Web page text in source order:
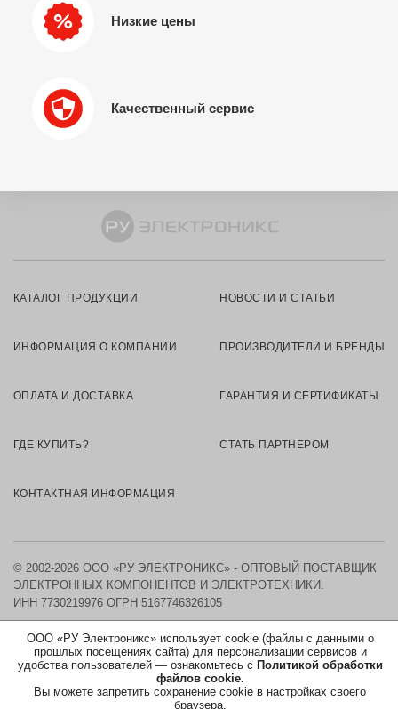
Низкие цены
Качественный сервис
ООО «РУ Электроникс» использует cookie (файлы с данными о
прошлых посещениях сайта) для персонализации сервисов и
удобства пользователей — ознакомьтесь с Политикой обработки
файлов cookie.
Вы можете запретить сохранение cookie в настройках своего
браузера.
КАТАЛОГ ПРОДУКЦИИ НОВОСТИ И СТАТЬИ
ИНФОРМАЦИЯ О КОМПАНИИ ПРОИЗВОДИТЕЛИ И БРЕНДЫ
ОПЛАТА И ДОСТАВКА ГАРАНТИЯ И СЕРТИФИКАТЫ
ГДЕ КУПИТЬ? СТАТЬ ПАРТНЁРОМ
КОНТАКТНАЯ ИНФОРМАЦИЯ
© 2002-2026 ООО «РУ ЭЛЕКТРОНИКС» - ОПТОВЫЙ ПОСТАВЩИК
ЭЛЕКТРОННЫХ КОМПОНЕНТОВ И ЭЛЕКТРОТЕХНИКИ.
ИНН 7730219976 ОГРН 5167746326105
КАРТА САЙТА
ПОЛИТИКА ОБРАБОТКИ ПЕРСОНАЛЬНЫХ ДАННЫХ